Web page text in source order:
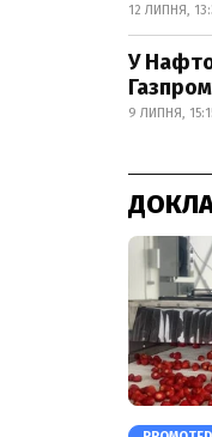
12 ЛИПНЯ,
У
9 ЛИПНЯ,